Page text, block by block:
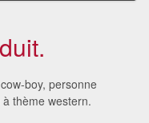
boy, personne
thème western.